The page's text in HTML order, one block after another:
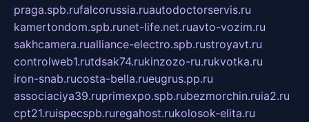
praga.spb.rufalcorussia.ruautodoctorservis.ru
kamertondom.spb.runet-life.net.ruavto-vozim.ru
sakhcamera.rualliance-electro.spb.rustroyavt.ru
controlweb1.rutdsak74.rukinzozo-ru.rukvotka.ru
iron-snab.rucosta-bella.rueugrus.pp.ru
associaciya39.ruprimexpo.spb.rubezmorchin.ruia2.ru
cpt21.ruispecspb.ruregahost.rukolosok-elita.ru